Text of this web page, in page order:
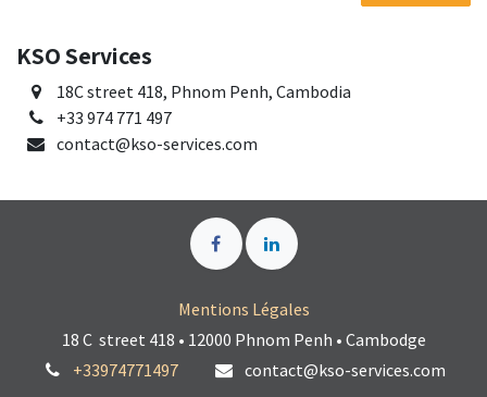
KSO Services
18C street 418, Phnom Penh, Cambodia
+33 974 771 497
contact@kso-services.com
Mentions Légales
18 C street 418 • 12000 Phnom Penh • Cambodge
+33974771497
contact@kso-services.com